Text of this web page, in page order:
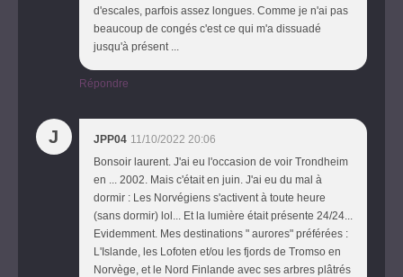
d'escales, parfois assez longues. Comme je n'ai pas
beaucoup de congés c'est ce qui m'a dissuadé
jusqu'à présent ...
Répondre
J JPP04 11/10/2022 20:06
Bonsoir laurent. J'ai eu l'occasion de voir Trondheim
en ... 2002. Mais c'était en juin. J'ai eu du mal à
dormir : Les Norvégiens s'activent à toute heure
(sans dormir) lol... Et la lumière était présente 24/24...
Evidemment. Mes destinations " aurores" préférées :
L'Islande, les Lofoten et/ou les fjords de Tromso en
Norvège, et le Nord Finlande avec ses arbres plâtrés